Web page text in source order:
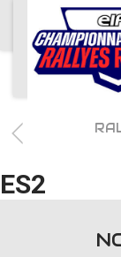
ACCUEIL
ACTUS
RÉSULTATS
ES2